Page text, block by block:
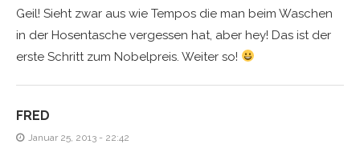
Geil! Sieht zwar aus wie Tempos die man beim Waschen
in der Hosentasche vergessen hat, aber hey! Das ist der
erste Schritt zum Nobelpreis. Weiter so!
FRED
Januar 25, 2013 - 22:42